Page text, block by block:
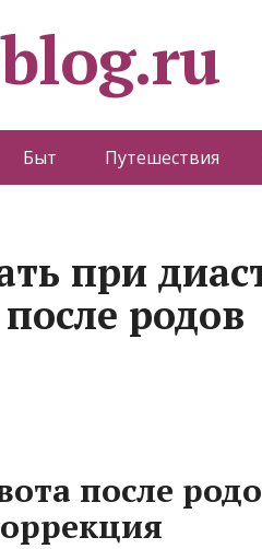
Быт Путешествия
при
родов
после